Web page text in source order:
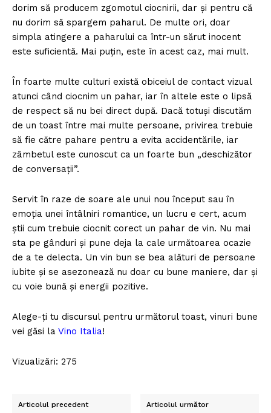
dorim să producem zgomotul ciocnirii, dar și pentru că
nu dorim să spargem paharul. De multe ori, doar
simpla atingere a paharului ca într-un sărut inocent
este suficientă. Mai puțin, este în acest caz, mai mult.
În foarte multe culturi există obiceiul de contact vizual
atunci când ciocnim un pahar, iar în altele este o lipsă
de respect să nu bei direct după. Dacă totuși discutăm
de un toast între mai multe persoane, privirea trebuie
să fie către pahare pentru a evita accidentările, iar
zâmbetul este cunoscut ca un foarte bun „deschizător
de conversații”.
Servit în raze de soare ale unui nou început sau în
emoția unei întâlniri romantice, un lucru e cert, acum
știi cum trebuie ciocnit corect un pahar de vin. Nu mai
sta pe gânduri și pune deja la cale următoarea ocazie
de a te delecta. Un vin bun se bea alături de persoane
iubite și se asezonează nu doar cu bune maniere, dar și
cu voie bună și energii pozitive.
Alege-ți tu discursul pentru următorul toast, vinuri bune
vei găsi la Vino Italia!
Vizualizări: 275
Articolul precedent Articolul următor